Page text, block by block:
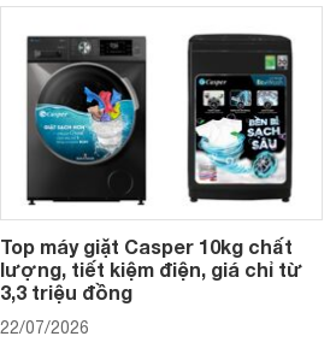
Top máy giặt Casper 10kg chất
lượng, tiết kiệm điện, giá chỉ từ
3,3 triệu đồng
22/07/2026